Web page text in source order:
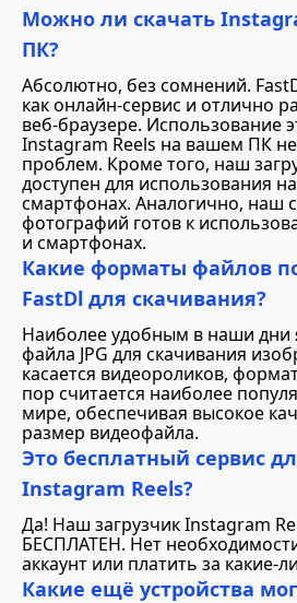
Можно ли скачать
ПК?
Абсолютно, без сомнений.
как онлайн-сервис и отлично
веб-браузере. Использование
Instagram Reels на вашем ПК
проблем. Кроме того, наш
доступен для использования
смартфонах. Аналогично, наш
фотографий готов к
и смартфонах.
Какие форматы файлов
FastDl для скачивания?
Наиболее удобным в наши дни
файла JPG для скачивания
касается видеороликов,
пор считается наиболее
мире, обеспечивая высокое
размер видеофайла.
Это бесплатный сервис
Instagram Reels?
Да! Наш загрузчик Instagram
БЕСПЛАТЕН. Нет
аккаунт или платить за какие-
Какие ещё устройства